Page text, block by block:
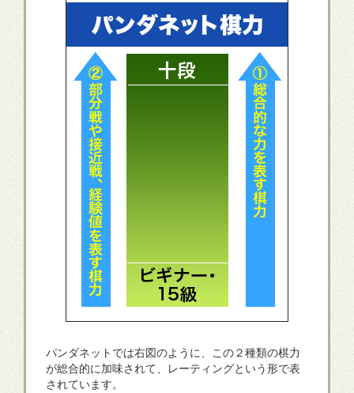
パンダネットでは右図のように、この２種類の棋力
が総合的に加味されて、レーティングという形で表
されています。